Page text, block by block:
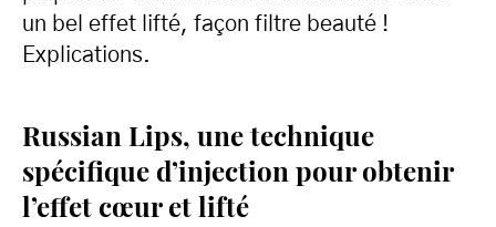
un bel effet lifté, façon filtre beauté !
Explications.
Russian Lips, une technique
spécifique d’injection pour obtenir
l’effet cœur et lifté